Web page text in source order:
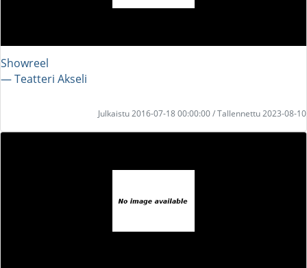
Showreel
― Teatteri Akseli
Julkaistu 2016-07-18 00:00:00 / Tallennettu 2023-08-10